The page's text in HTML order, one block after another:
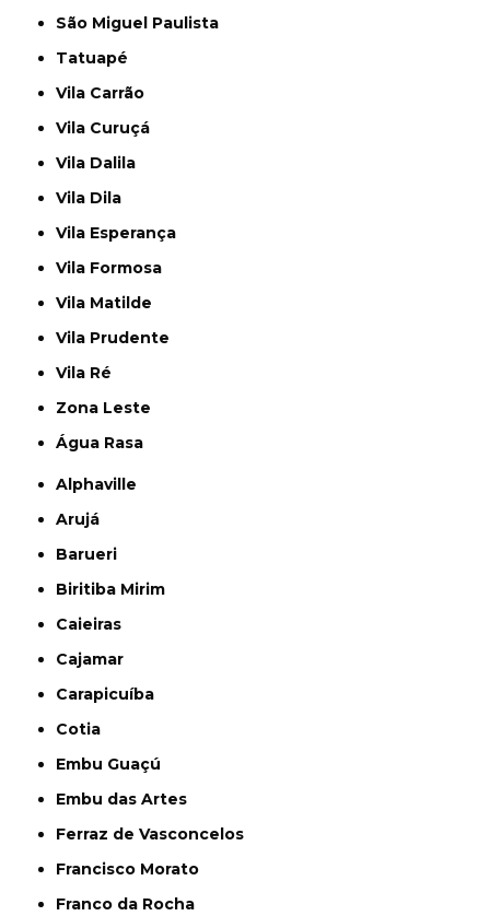
São Miguel Paulista
Tatuapé
Vila Carrão
Vila Curuçá
Vila Dalila
Vila Dila
Vila Esperança
Vila Formosa
Vila Matilde
Vila Prudente
Vila Ré
Zona Leste
Água Rasa
Alphaville
Arujá
Barueri
Biritiba Mirim
Caieiras
Cajamar
Carapicuíba
Cotia
Embu Guaçú
Embu das Artes
Ferraz de Vasconcelos
Francisco Morato
Franco da Rocha